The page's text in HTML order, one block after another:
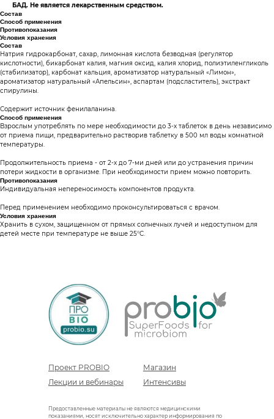
БАД. Не является лекарственным средством.
Состав
Способ применения
Противопоказания
Условия хранения
Состав
Натрия гидрокарбонат, сахар, лимонная кислота безводная (регулятор
кислотности), бикарбонат калия, магния оксид, калия хлорид, полиэтиленгликоль
(стабилизатор), карбонат кальция, ароматизатор натуральный «Лимон»,
ароматизатор натуральный «Апельсин», аспартам (подсластитель), экстракт
спирулины.
Содержит источник фенилаланина.
Способ применения
Взрослым употреблять по мере необходимости до 3-х таблеток в день независимо
от приема пищи, предварительно растворив таблетку в 500 мл воды комнатной
температуры.
Продолжительность приема - от 2-х до 7-ми дней или до устранения причин
потери жидкости в организме. При необходимости прием можно повторить.
Противопоказания
Индивидуальная непереносимость компонентов продукта.
Перед применением необходимо проконсультироваться с врачом.
Условия хранения
Хранить в сухом, защищенном от прямых солнечных лучей и недоступном для
детей месте при температуре не выше 25°С.
Предоставленные материалы не являются медицинскими
показаниями, носят исключительно характер информирования по
Лекции и вебинары Интенсивы
Магазин
Проект PROBIO